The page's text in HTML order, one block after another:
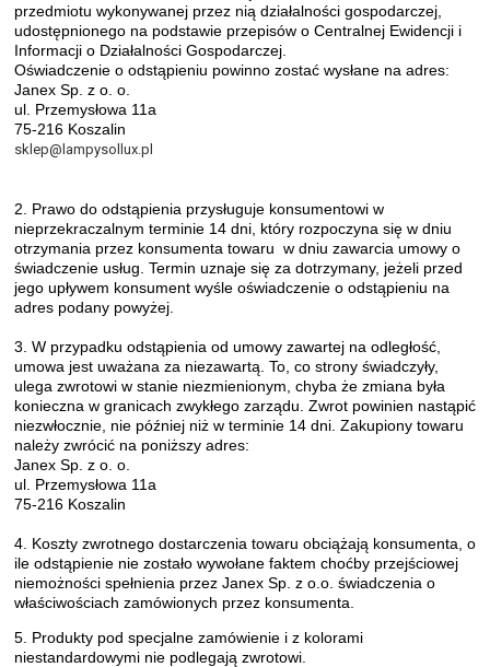
przedmiotu wykonywanej przez nią działalności gospodarczej,
udostępnionego na podstawie przepisów o Centralnej Ewidencji i
Informacji o Działalności Gospodarczej.
Oświadczenie o odstąpieniu powinno zostać wysłane na adres:
Janex Sp. z o. o.
ul. Przemysłowa 11a
75-216 Koszalin
sklep@lampysollux.pl
2. Prawo do odstąpienia przysługuje konsumentowi w
nieprzekraczalnym terminie 14 dni, który rozpoczyna się w dniu
otrzymania przez konsumenta towaru w dniu zawarcia umowy o
świadczenie usług. Termin uznaje się za dotrzymany, jeżeli przed
jego upływem konsument wyśle oświadczenie o odstąpieniu na
adres podany powyżej.
3. W przypadku odstąpienia od umowy zawartej na odległość,
umowa jest uważana za niezawartą. To, co strony świadczyły,
ulega zwrotowi w stanie niezmienionym, chyba że zmiana była
konieczna w granicach zwykłego zarządu. Zwrot powinien nastąpić
niezwłocznie, nie później niż w terminie 14 dni. Zakupiony towaru
należy zwrócić na poniższy adres:
Janex Sp. z o. o.
ul. Przemysłowa 11a
75-216 Koszalin
4. Koszty zwrotnego dostarczenia towaru obciążają konsumenta, o
ile odstąpienie nie zostało wywołane faktem choćby przejściowej
niemożności spełnienia przez Janex Sp. z o.o. świadczenia o
właściwościach zamówionych przez konsumenta.
5. Produkty pod specjalne zamówienie i z kolorami
niestandardowymi nie podlegają zwrotowi.